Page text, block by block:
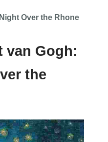
Over the Rhone
van Gogh:
the